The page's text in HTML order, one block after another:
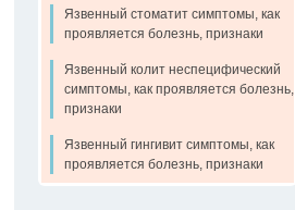
Язвенный стоматит симптомы, как
проявляется болезнь, признаки
Язвенный колит неспецифический
симптомы, как проявляется болезнь,
признаки
Язвенный гингивит симптомы, как
проявляется болезнь, признаки